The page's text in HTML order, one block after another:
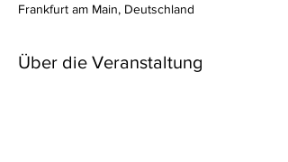
Frankfurt am Main, Deutschland
Über die Veranstaltung